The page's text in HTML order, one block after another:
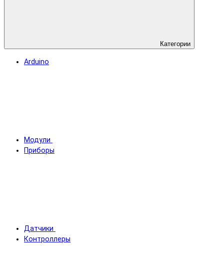
Категории
Arduino
Модули
Приборы
Датчики
Контроллеры